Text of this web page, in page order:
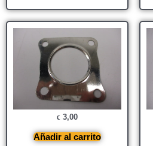
€ 3,00
Añadir al carrito